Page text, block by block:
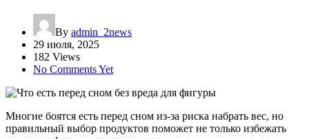
By admin_2news
29 июля, 2025
182 Views
No Comments Yet
Многие боятся есть перед сном из-за риска набрать вес, но
правильный выбор продуктов поможет не только избежать